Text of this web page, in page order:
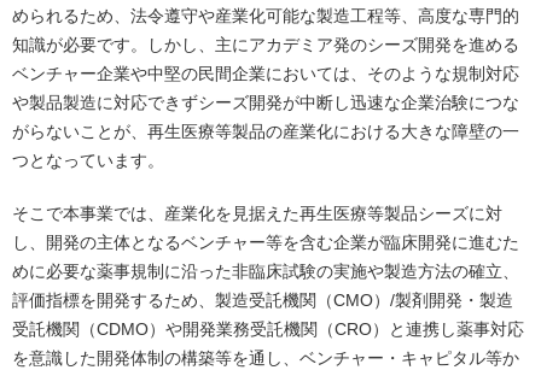
められるため、法令遵守や産業化可能な製造工程等、高度な専門的
知識が必要です。しかし、主にアカデミア発のシーズ開発を進める
ベンチャー企業や中堅の民間企業においては、そのような規制対応
や製品製造に対応できずシーズ開発が中断し迅速な企業治験につな
がらないことが、再生医療等製品の産業化における大きな障壁の一
つとなっています。
そこで本事業では、産業化を見据えた再生医療等製品シーズに対
し、開発の主体となるベンチャー等を含む企業が臨床開発に進むた
めに必要な薬事規制に沿った非臨床試験の実施や製造方法の確立、
評価指標を開発するため、製造受託機関（CMO）/製剤開発・製造
受託機関（CDMO）や開発業務受託機関（CRO）と連携し薬事対応
を意識した開発体制の構築等を通し、ベンチャー・キャピタル等か